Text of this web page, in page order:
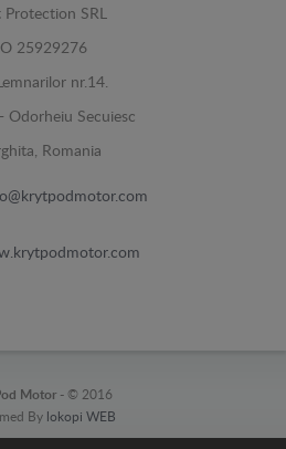
Protection SRL
25929276
nr.14.
Odorheiu Secuiesc
Romania
Motor - © 2016
By lokopi WEB